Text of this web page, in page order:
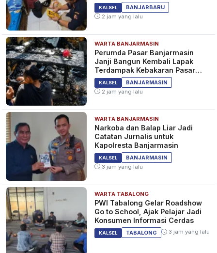
KALSEL
BANJARBARU
2 jam yang lalu
WARTA BANJARMASIN
Perumda Pasar Banjarmasin
Janji Bangun Kembali Lapak
Terdampak Kebakaran Pasar
Teluk Dalam
KALSEL
BANJARMASIN
2 jam yang lalu
WARTA BANJARMASIN
Narkoba dan Balap Liar Jadi
Catatan Jurnalis untuk
Kapolresta Banjarmasin
KALSEL
BANJARMASIN
3 jam yang lalu
WARTA TABALONG
PWI Tabalong Gelar Roadshow
Go to School, Ajak Pelajar Jadi
Konsumen Informasi Cerdas
KALSEL TABALONG 3 jam yang lalu